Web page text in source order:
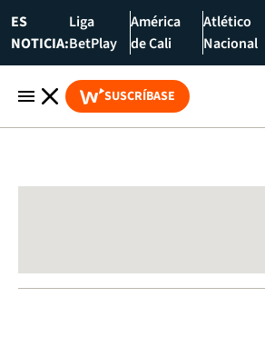
ES
NOTICIA:
Liga
BetPlay
América
de Cali
Atlético
Nacional
SUSCRÍBASE